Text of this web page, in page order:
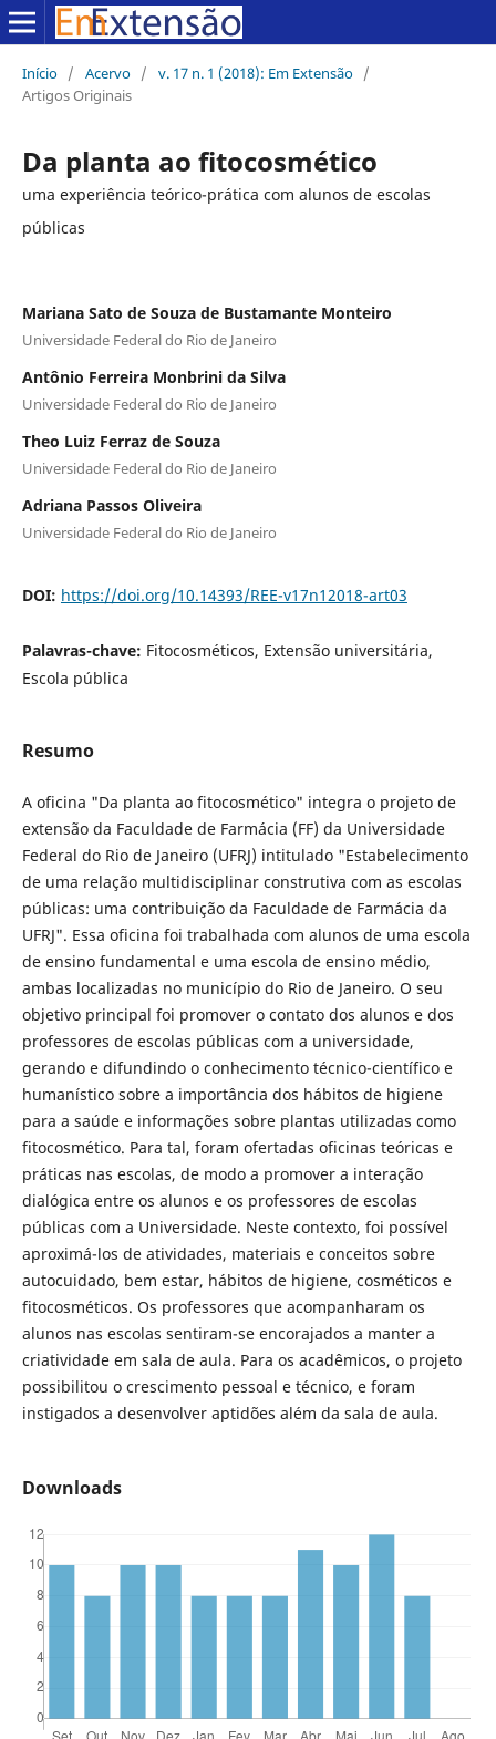
Início / Acervo / v. 17 n. 1 (2018): Em Extensão /
Artigos Originais
Da planta ao fitocosmético
uma experiência teórico-prática com alunos de escolas
públicas
Mariana Sato de Souza de Bustamante Monteiro
Universidade Federal do Rio de Janeiro
Antônio Ferreira Monbrini da Silva
Universidade Federal do Rio de Janeiro
Theo Luiz Ferraz de Souza
Universidade Federal do Rio de Janeiro
Adriana Passos Oliveira
Universidade Federal do Rio de Janeiro
DOI: https://doi.org/10.14393/REE-v17n12018-art03
Palavras-chave: Fitocosméticos, Extensão universitária,
Escola pública
Resumo
A oficina "Da planta ao fitocosmético" integra o projeto de
extensão da Faculdade de Farmácia (FF) da Universidade
Federal do Rio de Janeiro (UFRJ) intitulado "Estabelecimento
de uma relação multidisciplinar construtiva com as escolas
públicas: uma contribuição da Faculdade de Farmácia da
UFRJ". Essa oficina foi trabalhada com alunos de uma escola
de ensino fundamental e uma escola de ensino médio,
ambas localizadas no município do Rio de Janeiro. O seu
objetivo principal foi promover o contato dos alunos e dos
professores de escolas públicas com a universidade,
gerando e difundindo o conhecimento técnico-científico e
humanístico sobre a importância dos hábitos de higiene
para a saúde e informações sobre plantas utilizadas como
fitocosmético. Para tal, foram ofertadas oficinas teóricas e
práticas nas escolas, de modo a promover a interação
dialógica entre os alunos e os professores de escolas
públicas com a Universidade. Neste contexto, foi possível
aproximá-los de atividades, materiais e conceitos sobre
autocuidado, bem estar, hábitos de higiene, cosméticos e
fitocosméticos. Os professores que acompanharam os
alunos nas escolas sentiram-se encorajados a manter a
criatividade em sala de aula. Para os acadêmicos, o projeto
possibilitou o crescimento pessoal e técnico, e foram
instigados a desenvolver aptidões além da sala de aula.
Downloads